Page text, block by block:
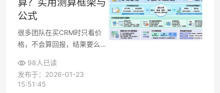
气”变成“可被管理的指标”。
算？实用测算框架与
公式
很多团队在买CRM时只看价
格，不会算回报，结果要么错
效果。用清晰的ROI模型把成
本和收益量化，才能判断这套
98人已读
发布于：2026-01-23
15:51:45